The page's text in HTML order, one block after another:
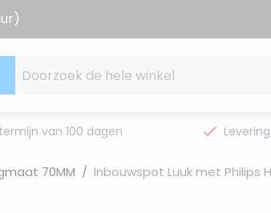
van 100 dagen
70MM / Inbouwspot Luuk met Philips